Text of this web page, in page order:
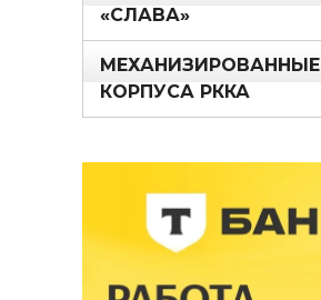
«СЛАВА»
МЕХАНИЗИРОВАННЫЕ
КОРПУСА РККА